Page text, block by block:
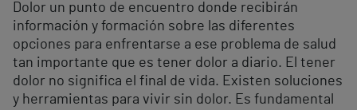
Dolor un punto de encuentro donde recibirán
información y formación sobre las diferentes
opciones para enfrentarse a ese problema de salud
tan importante que es tener dolor a diario. El tener
dolor no significa el final de vida. Existen soluciones
y herramientas para vivir sin dolor. Es fundamental